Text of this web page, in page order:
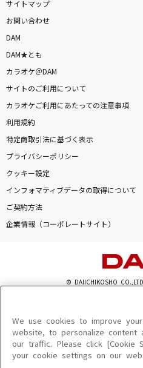
サイトマップ
お問い合わせ
DAM
DAM★とも
カラオケ＠DAM
サイトのご利用について
カラオケご利用にあたっての注意事項
利用規約
特定商取引法に基づく表示
プライバシーポリシー
クッキー設定
インフォマティブデータの取得について
ご契約方法
企業情報（コーポレートサイト）
© DAIICHIKOSHO
このサイトに掲載されている一切の文章・
を問わず、著作権法の定める範囲を超えて
を禁じます。
楽曲及びコンテンツは、機種によりご利用
楽曲及びコンテンツの配信日、配信内容が変
We use cookies to improve
website, to personalize content
our traffic. Please click [Cookie
your cookie settings on our